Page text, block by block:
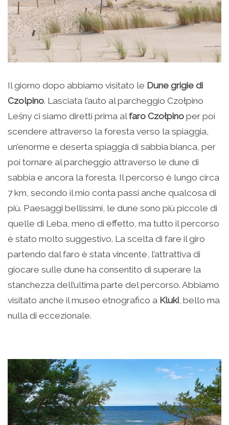
Il giorno dopo abbiamo visitato le Dune grigie di
Czolpino. Lasciata l’auto al parcheggio Czołpino
Leśny ci siamo diretti prima al faro Czołpino per poi
scendere attraverso la foresta verso la spiaggia,
un’enorme e deserta spiaggia di sabbia bianca, per
poi tornare al parcheggio attraverso le dune di
sabbia e ancora la foresta. Il percorso è lungo circa
7 km, secondo il mio conta passi anche qualcosa di
più. Paesaggi bellissimi, le dune sono più piccole di
quelle di Leba, meno di effetto, ma tutto il percorso
è stato molto suggestivo. La scelta di fare il giro
partendo dal faro è stata vincente, l’attrattiva di
giocare sulle dune ha consentito di superare la
stanchezza dell’ultima parte del percorso. Abbiamo
visitato anche il museo etnografico a Kluki , bello ma
nulla di eccezionale.